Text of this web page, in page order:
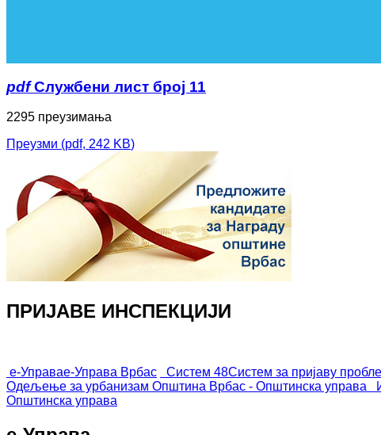
pdf Службени лист број 11
2295 преузимања
Преузми (pdf, 242 KB)
ПРИЈАВЕ ИНСПЕКЦИЈИ
е-Управае-Управа Врбас Систем 48Систем за пријаву
Одељење за урбанизам Општина Врбас - Општинска управа
Општинска управа